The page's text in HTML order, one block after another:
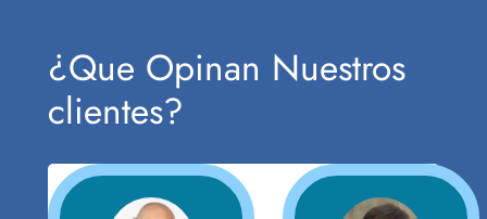
¿Que Opinan Nuestros
clientes?